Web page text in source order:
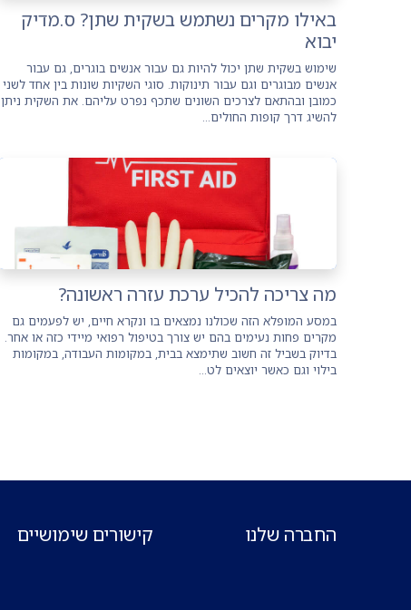
באילו מקרים נשתמש בשקית שתן? ס.מדיק
יבוא
שימוש בשקית שתן יכול להיות גם עבור אנשים בוגרים, גם עבור
אנשים מבוגרים וגם עבור תינוקות. סוגי השקיות שונות בין אחד לשני
כמובן ובהתאם לצרכים השונים שתכף נפרט עליהם. את השקית ניתן
להשיג דרך קופות החולים...
מה צריכה להכיל ערכת עזרה ראשונה?
במסע המופלא הזה שכולנו נמצאים בו ונקרא חיים, יש לפעמים גם
מקרים פחות נעימים בהם יש צורך בטיפול רפואי מיידי כזה או אחר.
בדיוק בשביל זה חשוב שתימצא בבית, במקומות העבודה, במקומות
בילוי וגם כאשר יוצאים לט...
החברה שלנו קישורים שימושיים